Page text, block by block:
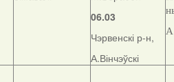
06.03
Чэрвенскі р-н,
А.Вінчэўскі